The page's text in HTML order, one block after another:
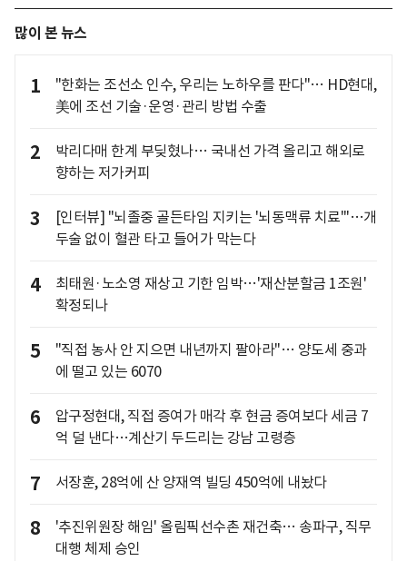
많이 본 뉴스
1
"한화는 조선소 인수, 우리는 노하우를 판다"… HD현대,
美에 조선 기술·운영·관리 방법 수출
2
박리다매 한계 부딪혔나… 국내선 가격 올리고 해외로
향하는 저가커피
3
[인터뷰] "뇌졸중 골든타임 지키는 '뇌동맥류 치료'"…개
두술 없이 혈관 타고 들어가 막는다
4
최태원·노소영 재상고 기한 임박…'재산분할금 1조원'
확정되나
5
"직접 농사 안 지으면 내년까지 팔아라"… 양도세 중과
에 떨고 있는 6070
6
압구정현대, 직접 증여가 매각 후 현금 증여보다 세금 7
억 덜 낸다…계산기 두드리는 강남 고령층
7 서장훈, 28억에 산 양재역 빌딩 450억에 내놨다
8
'추진위원장 해임' 올림픽선수촌 재건축… 송파구, 직무
대행 체제 승인